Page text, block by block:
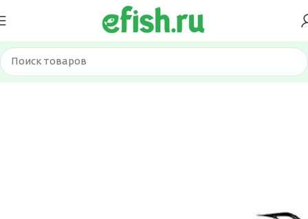
Главная Приманки Блесна